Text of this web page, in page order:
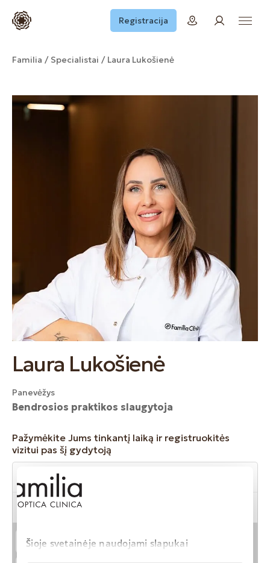
Registracija
Familia Specialistai Laura Lukošienė
Laura Lukošienė
Panevėžys
Bendrosios praktikos slaugytoja
Pažymėkite Jums tinkantį laiką ir registruokitės
vizitui pas šį gydytoją